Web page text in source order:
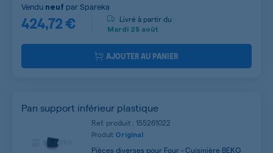
424,72 €
Vendu neuf parSpareka
Livré à partir du
Mardi 25 août
AJOUTER AU PANIER
Pan support inférieur plastique
Ref. produit : 155261022
Produit Original
Pièces diverses pour Four - Cuisinière BEKO